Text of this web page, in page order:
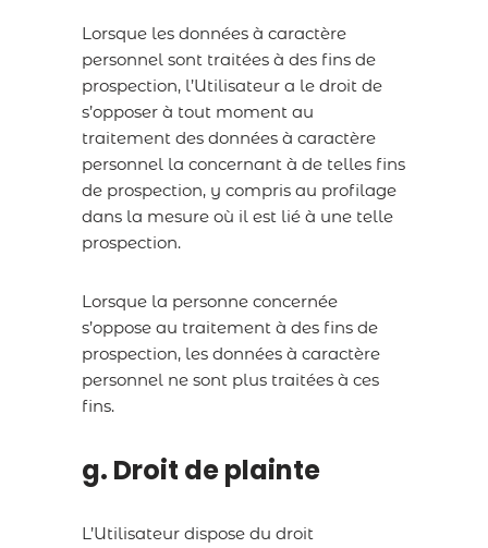
Lorsque les données à caractère
personnel sont traitées à des fins de
prospection, l’Utilisateur a le droit de
s’opposer à tout moment au
traitement des données à caractère
personnel la concernant à de telles fins
de prospection, y compris au profilage
dans la mesure où il est lié à une telle
prospection.
Lorsque la personne concernée
s’oppose au traitement à des fins de
prospection, les données à caractère
personnel ne sont plus traitées à ces
fins.
g. Droit de plainte
L’Utilisateur dispose du droit